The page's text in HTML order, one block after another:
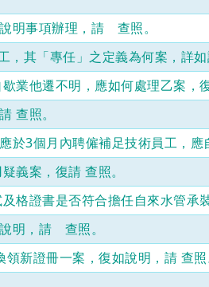
明事項辦理，請 查照。
其「專任」之定義為何案，詳如
業他遷不明，應如何處理乙案，復
查照。
3個月內聘僱補足技術員工，應
義案，復請 查照。
證書是否符合擔任自來水管承
明，請 查照。
新證冊一案，復如說明，請 查照
業
處
分
未
在
規
定
期
限
內
繳
交
證
冊
並
經
催
繳